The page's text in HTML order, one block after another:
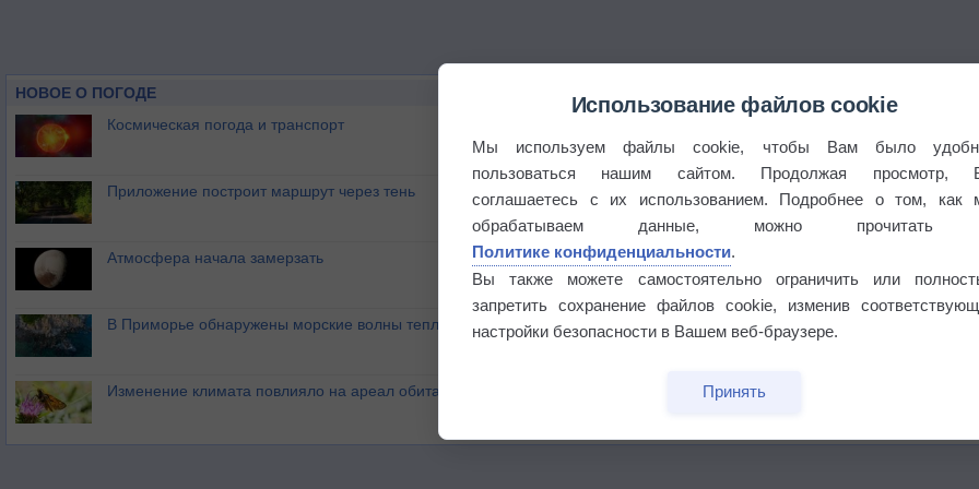
НОВОЕ О ПОГОДЕ
Космическая погода и транспорт
Приложение построит маршрут через тень
Атмосфера начала замерзать
В Приморье обнаружены морские волны тепла
Изменение климата повлияло на ареал обитания бабочек
Использование файлов cookie
Мы используем файлы cookie, чтобы Вам было
пользоваться нашим сайтом. Продолжая просмотр,
соглашаетесь с их использованием. Подробнее о том, как
обрабатываем данные, можно прочитать
Политике конфиденциальности.
Вы также можете самостоятельно ограничить или
запретить сохранение файлов cookie, изменив
настройки безопасности в Вашем веб-браузере.
Принять